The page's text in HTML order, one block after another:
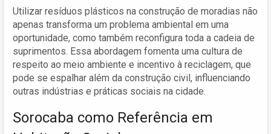
Utilizar resíduos plásticos na construção de moradias não
apenas transforma um problema ambiental em uma
oportunidade, como também reconfigura toda a cadeia de
suprimentos. Essa abordagem fomenta uma cultura de
respeito ao meio ambiente e incentivo à reciclagem, que
pode se espalhar além da construção civil, influenciando
outras indústrias e práticas sociais na cidade.
Sorocaba como Referência em